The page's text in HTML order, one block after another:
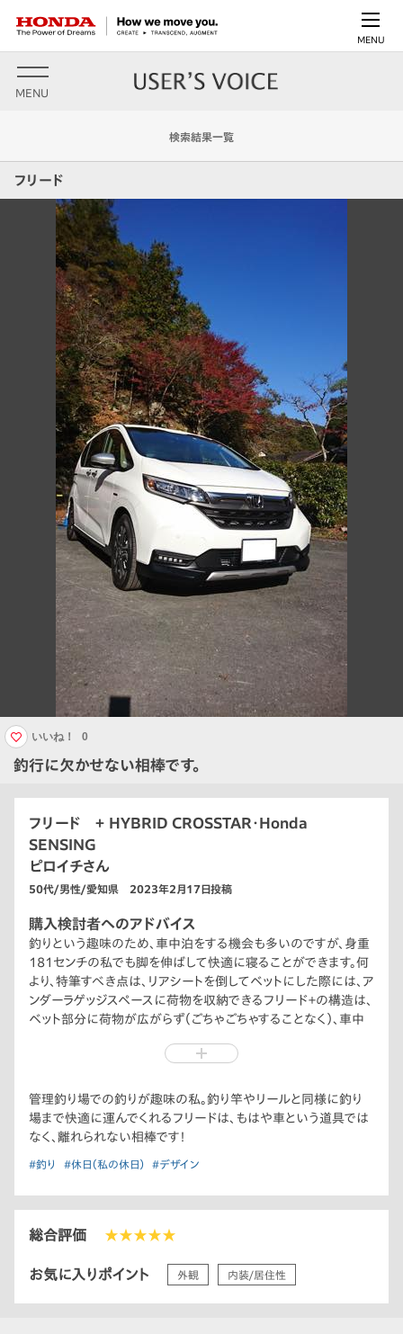
MENU
MENU
検索結果一覧
フリード
釣行に欠かせない相棒です。
いいね！ 0
フリード ＋ HYBRID CROSSTAR・Honda
SENSING
ピロイチさん
50代/男性/愛知県 2023年2月17日投稿
購入検討者へのアドバイス
釣りという趣味のため、車中泊をする機会も多いのですが、身重
181センチの私でも脚を伸ばして快適に寝ることができます。何
より、特筆すべき点は、リアシートを倒してベットにした際には、ア
ンダーラゲッジスペースに荷物を収納できるフリード＋の構造は、
ベット部分に荷物が広がらず（ごちゃごちゃすることなく）、車中
コンパクトカーでの車中泊を検討されている方には、間違いなく
管理釣り場での釣りが趣味の私。釣り竿やリールと同様に釣り
場まで快適に運んでくれるフリードは、もはや車という道具では
なく、離れられない相棒です！
#釣り #休日（私の休日） #デザイン
総合評価 ★★★★★
お気に入りポイント 外観 内装/居住性